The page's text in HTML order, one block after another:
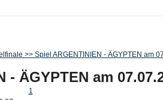
>> Spiel ARGENTINIEN - ÄGYPTEN am
ÄGYPTEN am
1